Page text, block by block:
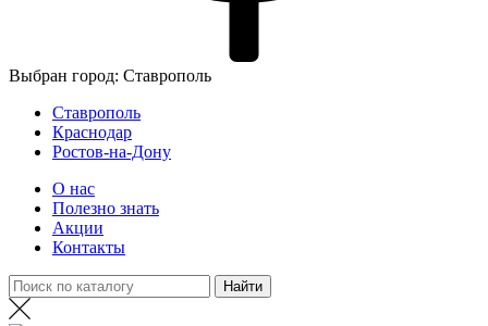
Выбран город: Ставрополь
Ставрополь
Краснодар
Ростов-на-Дону
О нас
Полезно знать
Акции
Контакты